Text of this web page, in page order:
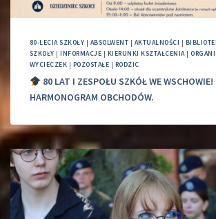
80-LECIA SZKOŁY | ABSOLWENT | AKTUALNOŚCI |
SZKOŁY |INFORMACJE | KIERUNKI KSZTAŁCENIA|
WYCIECZEK | POZOSTAŁE | RODZIC
80 LAT I ZESPOŁU SZKÓŁ WE WSCHOWIE!
HARMONOGRAM OBCHODÓW.